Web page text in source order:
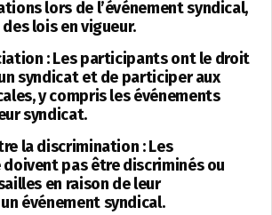
lors de l’événement syndical,
lois en vigueur.
: Les participants ont le droit
syndicat et de participer aux
y compris les événements
syndicat.
la discrimination : Les
pas être discriminés ou
en raison de leur
événement syndical.